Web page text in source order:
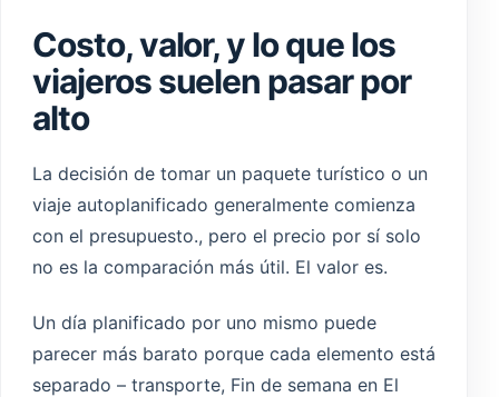
Costo, valor, y lo que los
viajeros suelen pasar por
alto
La decisión de tomar un paquete turístico o un
viaje autoplanificado generalmente comienza
con el presupuesto., pero el precio por sí solo
no es la comparación más útil. El valor es.
Un día planificado por uno mismo puede
parecer más barato porque cada elemento está
separado – transporte, Fin de semana en El